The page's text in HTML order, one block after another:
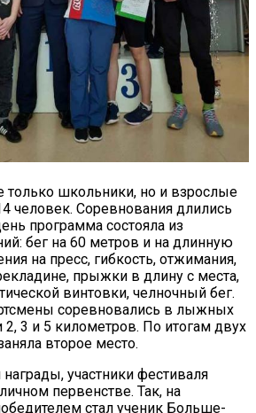
только школьники, но и взрослые
человек. Соревнования длились
программа состояла из
бег на 60 метров и на длинную
на пресс, гибкость, отжимания,
прыжки в длину с места,
винтовки, челночный бег.
соревновались в лыжных
2, 3 и 5 километров. По итогам двух
второе место.
участники фестиваля
первенстве. Так, на
стал ученик Больше-